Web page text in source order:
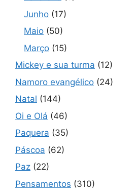
Junho (17)
Maio (50)
Março (15)
Mickey e sua turma (12)
Namoro evangélico (24)
Natal (144)
Oi e Olá (46)
Paquera (35)
Páscoa (62)
Paz (22)
Pensamentos (310)